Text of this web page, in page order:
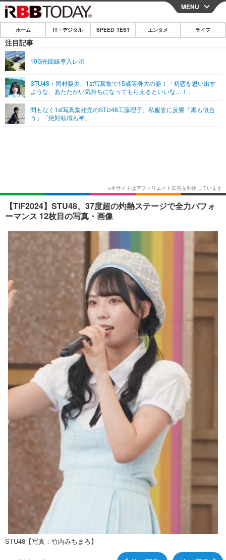
CLOSE
ホーム
IT・デジタル
ネタ ガジェット・ツール
ショッピング その他
SPEED TEST
エンタメ
エンタメTOP
ショッピング その他
ライフ
MENU
ホーム IT・デジタル SPEED TEST エンタメ ライフ
注目記事
10G光回線導入レポ
STU48・岡村梨央、1st写真集で15歳等身大の姿！「初恋を思い出す
ような、あたたかい気持ちになってもらえるといいな…！」
間もなく1st写真集発売のSTU48工藤理子、私服姿に反響「黒も似合
う」「絶対領域も神」
【TIF2024】STU48、37度超の灼熱ステージで全力パフォ
ーマンス 12枚目の写真・画像
STU48【写真：竹内みちまろ】